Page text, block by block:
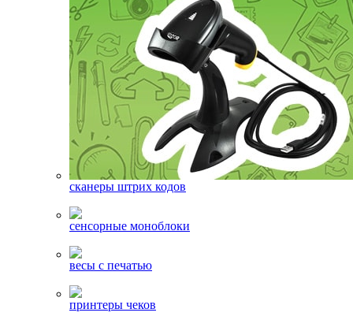
сканеры штрих кодов
сенсорные моноблоки
весы с печатью
принтеры чеков